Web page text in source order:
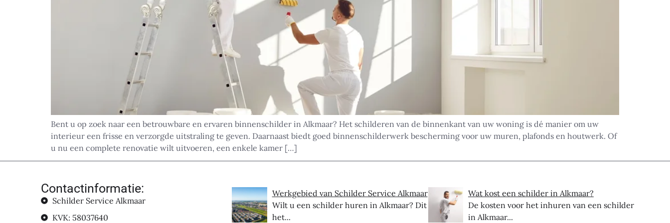
Bent u op zoek naar een betrouwbare en ervaren binnenschilder in Alkmaar? Het schilderen van de binnenkant van uw woning is dé manier om uw
interieur een frisse en verzorgde uitstraling te geven. Daarnaast biedt goed binnenschilderwerk bescherming voor uw muren, plafonds en houtwerk. Of
u nu een complete renovatie wilt uitvoeren, een enkele kamer […]
Contactinformatie:
Schilder Service Alkmaar
KVK: 58037640
Werkgebied van Schilder Service Alkmaar
Wilt u een schilder huren in Alkmaar? Dit is
het...
Wat kost een schilder in Alkmaar?
De kosten voor het inhuren van een schilder
in Alkmaar...